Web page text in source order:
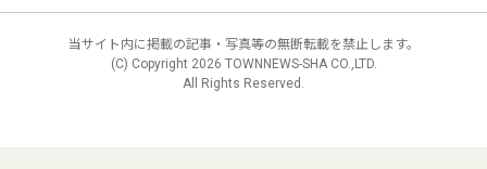
当サイト内に掲載の記事・写真等の無断転載を禁止します。
(C) Copyright 2026 TOWNNEWS-SHA CO.,LTD.
All Rights Reserved.